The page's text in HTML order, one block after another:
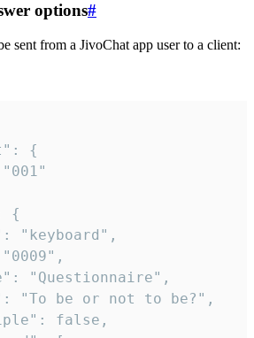
options#
sent from a JivoChat app user to a client: